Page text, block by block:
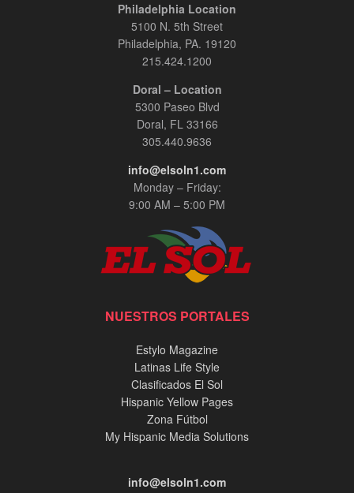
Philadelphia Location
5100 N. 5th Street
Philadelphia, PA. 19120
215.424.1200
Doral – Location
5300 Paseo Blvd
Doral, FL 33166
305.440.9636
info@elsoln1.com
Monday – Friday:
9:00 AM – 5:00 PM
NUESTROS PORTALES
Estylo Magazine
Latinas Life Style
Clasificados El Sol
Hispanic Yellow Pages
Zona Fútbol
My Hispanic Media Solutions
info@elsoln1.com